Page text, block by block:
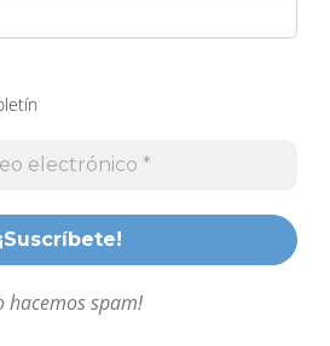
hacemos spam!